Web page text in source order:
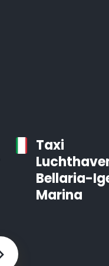
Taxi
Bellaria-
Marina